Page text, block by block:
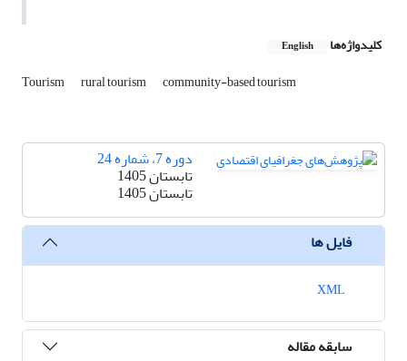
کلیدواژه‌ها English
Tourism rural tourism community-based tourism
دوره 7، شماره 24
تابستان 1405
تابستان 1405
فایل ها
سابقه مقاله